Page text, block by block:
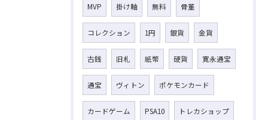
MVP 掛け軸 無料 骨董
コレクション 1円 銀貨 金貨
古銭 旧札 紙幣 硬貨 寛永通宝
通宝 ヴィトン ポケモンカード
カードゲーム PSA10 トレカショップ